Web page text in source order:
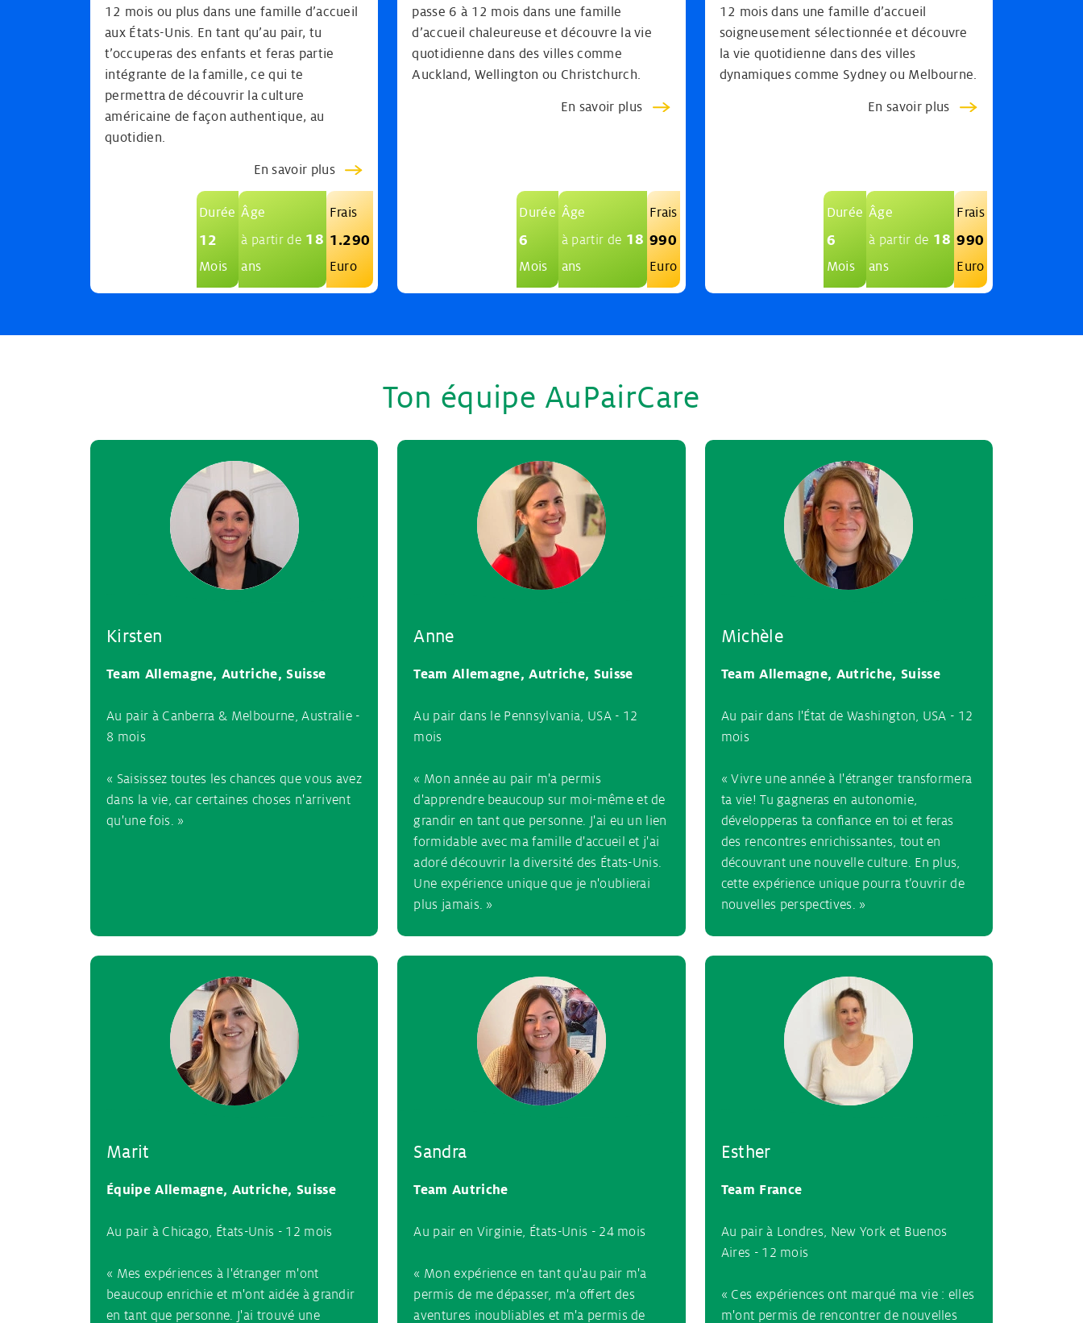
12 mois ou plus dans une famille d’accueil
aux États-Unis. En tant qu’au pair, tu
t’occuperas des enfants et feras partie
intégrante de la famille, ce qui te
permettra de découvrir la culture
américaine de façon authentique, au
quotidien.
En savoir plus
Durée
12
Mois
Âge
à partir de18
ans
Frais
1.290
Euro
passe 6 à 12 mois dans une famille
d’accueil chaleureuse et découvre la vie
quotidienne dans des villes comme
Auckland, Wellington ou Christchurch.
En savoir plus
Durée
6
Mois
Âge
à partir de 18
ans
Frais
990
Euro
12 mois dans une famille d’accueil
soigneusement sélectionnée et découvre
la vie quotidienne dans des villes
dynamiques comme Sydney ou Melbourne.
En savoir plus
Durée
6
Mois
Âge
à partir de 18
ans
Frais
990
Euro
Ton équipe AuPairCare
Kirsten
Team Allemagne, Autriche, Suisse
Au pair à Canberra & Melbourne, Australie -
8 mois
« Saisissez toutes les chances que vous avez
dans la vie, car certaines choses n'arrivent
qu'une fois. »
Anne
Team Allemagne, Autriche, Suisse
Au pair dans le Pennsylvania, USA - 12
mois
« Mon année au pair m'a permis
d'apprendre beaucoup sur moi-même et de
grandir en tant que personne. J'ai eu un lien
formidable avec ma famille d'accueil et j'ai
adoré découvrir la diversité des États-Unis.
Une expérience unique que je n'oublierai
plus jamais. »
Michèle
Team Allemagne, Autriche, Suisse
Au pair dans l'État de Washington, USA - 12
mois
« Vivre une année à l'étranger transformera
ta vie! Tu gagneras en autonomie,
développeras ta confiance en toi et feras
des rencontres enrichissantes, tout en
découvrant une nouvelle culture. En plus,
cette expérience unique pourra t’ouvrir de
nouvelles perspectives. »
Marit
Équipe Allemagne, Autriche, Suisse
Au pair à Chicago, États-Unis - 12 mois
« Mes expériences à l'étranger m'ont
beaucoup enrichie et m'ont aidée à grandir
en tant que personne. J'ai trouvé une
Sandra
Team Autriche
Au pair en Virginie, États-Unis - 24 mois
« Mon expérience en tant qu'au pair m'a
permis de me dépasser, m'a offert des
aventures inoubliables et m'a permis de
Esther
Team France
Au pair à Londres, New York et Buenos
Aires - 12 mois
« Ces expériences ont marqué ma vie : elles
m'ont permis de rencontrer de nouvelles